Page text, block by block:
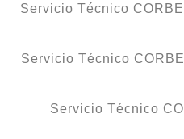
Servicio Técnico
Servicio Técnico
Servicio Técnico